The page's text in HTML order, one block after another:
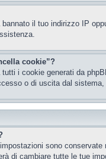
il tuo indirizzo IP
cookie”?
tutti i cookie generati da
o di uscita dal
sono
di cambiare tutte le tue